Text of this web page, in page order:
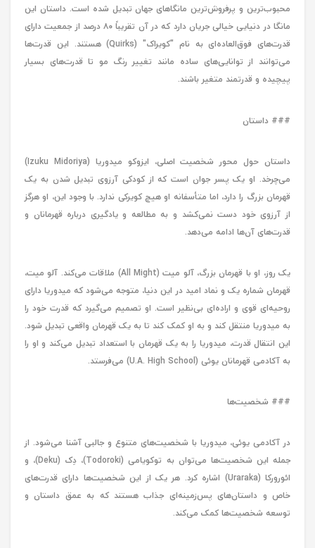
محبوب‌ترین و پرفروش‌ترین مانگاهای جهان تبدیل شده است. داستان این
مانگا در دنیایی خیالی جریان دارد که در آن تقریباً ۸۰ درصد از جمعیت دارای
قدرت‌های فوق‌العاده‌ای به نام "کویراک" (Quirks) هستند. این قدرت‌ها
می‌توانند از توانایی‌های ساده مانند تغییر رنگ مو تا قدرت‌های بسیار
پیچیده و قدرتمند متغیر باشند.
### داستان
داستان حول محور شخصیت اصلی، ایزوكو میدوریا (Izuku Midoriya)
می‌چرخد. او یک پسر جوان است که از کودکی آرزوی تبدیل شدن به یک
قهرمان بزرگ را دارد، اما متأسفانه او هیچ کویرکی ندارد. با وجود این، او هرگز
از آرزوی خود دست نمی‌کشد و به مطالعه و یادگیری درباره قهرمانان و
قدرت‌های آن‌ها ادامه می‌دهد.
یک روز، او با قهرمان بزرگ، آلو میت (All Might) ملاقات می‌کند. آلو میت،
قهرمان شماره یک و نماد امید در این دنیا، متوجه می‌شود که میدوریا دارای
روحیه‌ای قوی و اراده‌ای بی‌نظیر است. او تصمیم می‌گیرد که قدرت خود را
به میدوریا منتقل کند و به او کمک کند تا به یک قهرمان واقعی تبدیل شود.
این انتقال قدرت، میدوریا را به یک قهرمان با استعداد تبدیل می‌کند و او را
به آکادمی قهرمانان یوئی (U.A. High School) می‌فرستد.
### شخصیت‌ها
در آکادمی یوئی، میدوریا با شخصیت‌های متنوع و جالبی آشنا می‌شود. از
جمله این شخصیت‌ها می‌توان به توکویامی (Todoroki)، دِک (Deku)، و
ائورورکا (Uraraka) اشاره کرد. هر یک از این شخصیت‌ها دارای قدرت‌های
خاص و داستان‌های پس‌زمینه‌ای جذاب هستند که به عمق داستان و
توسعه شخصیت‌ها کمک می‌کند.